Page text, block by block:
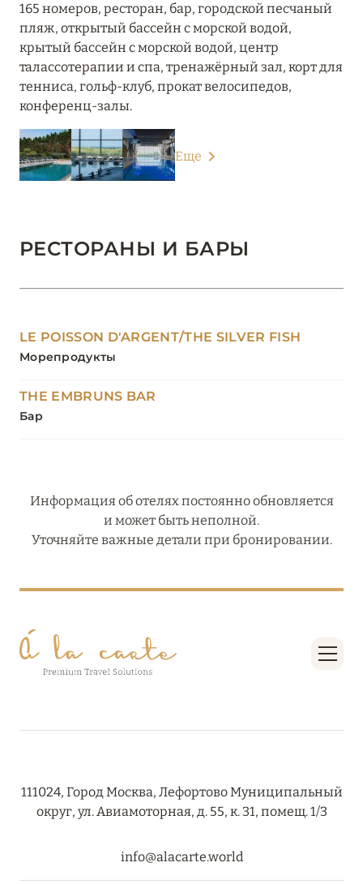
165 номеров, ресторан, бар, городской песчаный
пляж, открытый бассейн с морской водой,
крытый бассейн с морской водой, центр
талассотерапии и спа, тренажёрный зал, корт для
тенниса, гольф-клуб, прокат велосипедов,
конференц-залы.
Еще
РЕСТОРАНЫ И БАРЫ
LE POISSON D'ARGENT/THE SILVER FISH
Морепродукты
THE EMBRUNS BAR
Бар
Информация об отелях постоянно обновляется
и может быть неполной.
Уточняйте важные детали при бронировании.
111024, Город Москва, Лефортово Муниципальный
округ, ул. Авиамоторная, д. 55, к. 31, помещ. 1/3
info@alacarte.world